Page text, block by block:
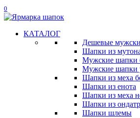
0
КАТАЛОГ
Дешевые
Шапки из
Мужские шапки
Мужские шапки
Шапки из меха
Шапки из енота
Шапки из меха
Шапки из
Шапки шлемы